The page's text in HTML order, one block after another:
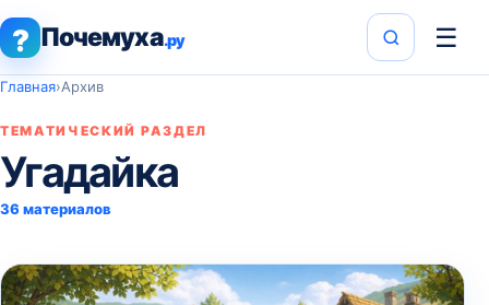
? Почемуха.ру ☰
Главная›Архив
ТЕМАТИЧЕСКИЙ РАЗДЕЛ
Угадайка
36 материалов